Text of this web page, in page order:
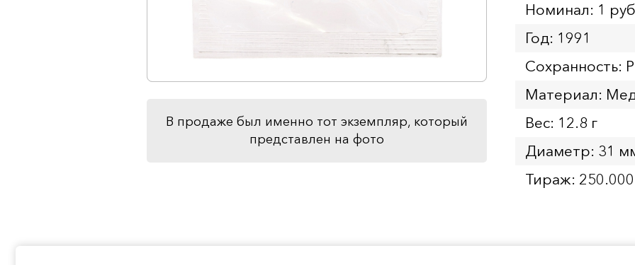
В продаже был именно тот экземпляр, который
представлен на фото
Номинал: 1
Год: 1991
Сохранность:
Материал:
Вес: 12.8 г
Диаметр: 31
Тираж: